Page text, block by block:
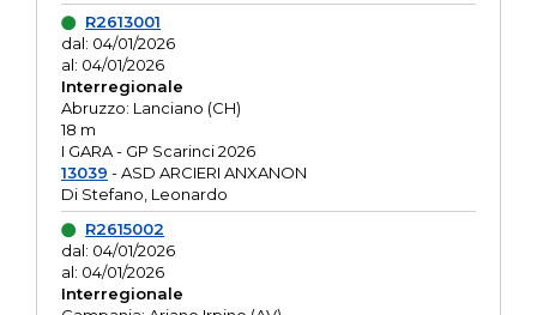
R2613001
dal: 04/01/2026
al: 04/01/2026
Interregionale
Abruzzo: Lanciano (CH)
18 m
I GARA - GP Scarinci 2026
13039 - ASD ARCIERI ANXANON
Di Stefano, Leonardo
R2615002
dal: 04/01/2026
al: 04/01/2026
Interregionale